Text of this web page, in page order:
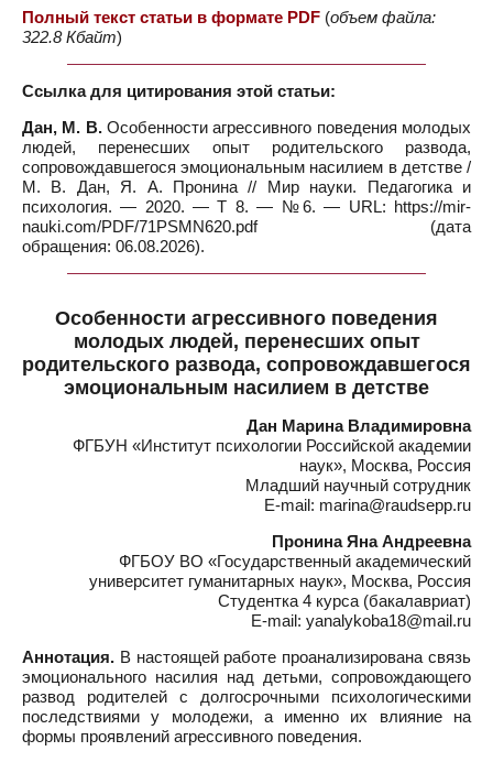
Полный текст статьи в формате PDF (объем файла:
322.8 Кбайт)
Ссылка для цитирования этой статьи:
Дан, М. В.Особенности агрессивного поведения молодых
людей, перенесших опыт родительского развода,
сопровождавшегося эмоциональным насилием в детстве /
М. В. Дан, Я. А. Пронина // Мир науки. Педагогика и
психология. — 2020. — Т 8. — №6. — URL: https://mir-
nauki.com/PDF/71PSMN620.pdf (дата
обращения: 06.08.2026).
Особенности агрессивного поведения
молодых людей, перенесших опыт
родительского развода, сопровождавшегося
эмоциональным насилием в детстве
Дан Марина Владимировна
ФГБУН «Институт психологии Российской академии
наук», Москва, Россия
Младший научный сотрудник
E-mail: marina@raudsepp.ru
Пронина Яна Андреевна
ФГБОУ ВО «Государственный академический
университет гуманитарных наук», Москва, Россия
Студентка 4 курса (бакалавриат)
E-mail: yanalykoba18@mail.ru
Аннотация. В настоящей работе проанализирована связь
эмоционального насилия над детьми, сопровождающего
развод родителей с долгосрочными психологическими
последствиями у молодежи, а именно их влияние на
формы проявлений агрессивного поведения.